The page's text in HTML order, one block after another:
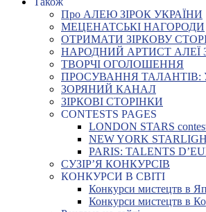
Про АЛЕЮ ЗІРОК УКРАЇНИ
МЕЦЕНАТСЬКІ НАГОРОДИ
ОТРИМАТИ ЗІРКОВУ
НАРОДНИЙ АРТИСТ АЛЕЇ
ТВОРЧІ ОГОЛОШЕННЯ
ПРОСУВАННЯ ТАЛАНТІВ:
ЗОРЯНИЙ КАНАЛ
ЗІРКОВІ СТОРІНКИ
CONTESTS PAGES
LONDON STARS
NEW YORK
PARIS: TALENTS
СУЗІР’Я КОНКУРСІВ
КОНКУРСИ В СВІТІ
Конкурси мистецтв в
Конкурси мистецтв в